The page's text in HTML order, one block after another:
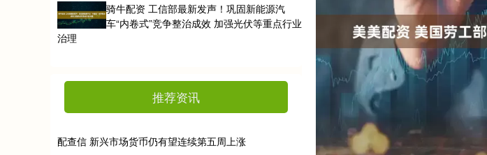
骑牛配资 工信部最新发声！巩固新能源汽
车“内卷式”竞争整治成效 加强光伏等重点行业
治理
推荐资讯
配查信 新兴市场货币仍有望连续第五周上涨